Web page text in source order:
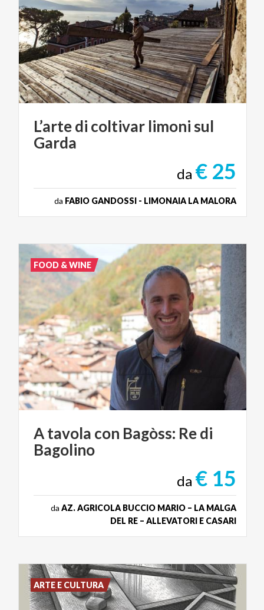
L’artedi coltivar limoni sul
Garda
da € 25
da FABIO GANDOSSI - LIMONAIA LA MALORA
Atavola con Bagòss: Redi
Bagolino
da € 15
da AZ. AGRICOLA BUCCIO MARIO – LA MALGA
DEL RE – ALLEVATORI E CASARI
FOOD & WINE
ARTE E CULTURA